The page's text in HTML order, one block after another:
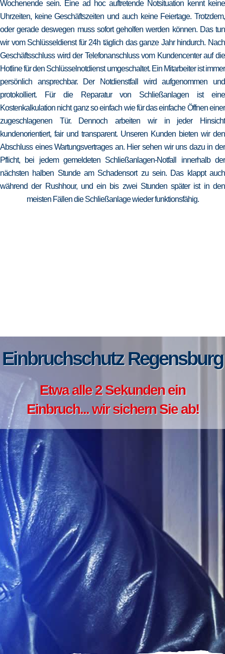
Wochenende sein. Eine ad hoc auftretende Notsituation kennt keine
Uhrzeiten, keine Geschäftszeiten und auch keine Feiertage. Trotzdem,
oder gerade deswegen muss sofort geholfen werden können. Das tun
wir vom Schlüsseldienst für 24h täglich das ganze Jahr hindurch. Nach
Geschäftsschluss wird der Telefonanschluss vom Kundencenter auf die
Hotline für den Schlüsselnotdienst umgeschaltet. Ein Mitarbeiter ist immer
persönlich ansprechbar. Der Notdienstfall wird aufgenommen und
protokolliert. Für die Reparatur von Schließanlagen ist eine
Kostenkalkulation nicht ganz so einfach wie für das einfache Öffnen einer
zugeschlagenen Tür. Dennoch arbeiten wir in jeder Hinsicht
kundenorientiert, fair und transparent. Unseren Kunden bieten wir den
Abschluss eines Wartungsvertrages an. Hier sehen wir uns dazu in der
Pflicht, bei jedem gemeldeten Schließanlagen-Notfall innerhalb der
nächsten halben Stunde am Schadensort zu sein. Das klappt auch
während der Rushhour, und ein bis zwei Stunden später ist in den
meisten Fällen die Schließanlage wieder funktionsfähig.
Einbruchschutz Regensburg
Etwa alle 2 Sekunden ein
Einbruch... wir sichern Sie ab!